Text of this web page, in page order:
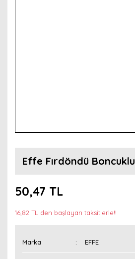
Effe Fırdöndü Boncuklu
50,47 TL
16,82 TL den başlayan taksitlerle!!
Marka EFFE